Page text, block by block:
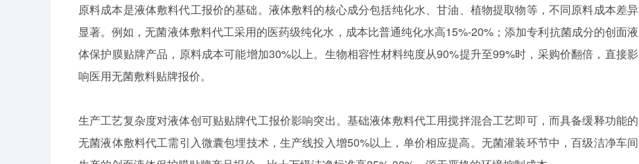
原料成本是液体敷料代工报价的基础。液体敷料的核心成分包括纯化水、甘油、植物提取物等，不同原料成本差异
显著。例如，无菌液体敷料代工采用的医药级纯化水，成本比普通纯化水高15%-20%；添加专利抗菌成分的创面液
体保护膜贴牌产品，原料成本可能增加30%以上。生物相容性材料纯度从90%提升至99%时，采购价翻倍，直接影
响医用无菌敷料贴牌报价。
生产工艺复杂度对液体创可贴贴牌代工报价影响突出。基础液体敷料代工用搅拌混合工艺即可，而具备缓释功能的
无菌液体敷料代工需引入微囊包埋技术，生产线投入增50%以上，单价相应提高。无菌灌装环节中，百级洁净车间